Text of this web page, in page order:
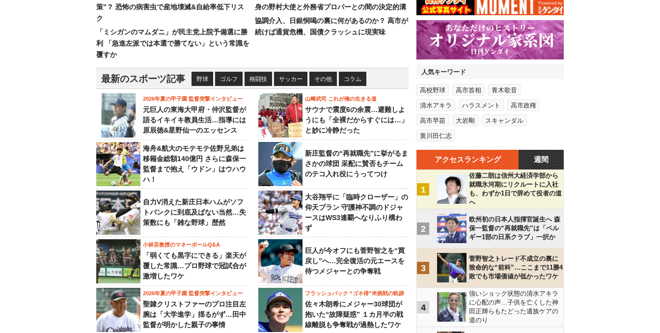
策”？ 恐怖の病害虫で産地壊滅&自給率低下リス
ク
「ミシガンのマムダニ」が民主党上院予備選に勝
利 「急進左派では本選で勝てない」という常識を
覆すか
身の野村大使と外務省プロパーとの間の決定的溝
協調介入、日銀恫喝の裏に何があるのか？ 高市が
続けば通貨危機、国債クラッシュに現実味
最新のスポーツ記事 野球 ゴルフ 格闘技 サッカー その他 コラム
2026年夏の甲子園 監督突撃インタビュー
元巨人の東海大甲府・仲沢監督が
語るイキイキ教員生活…指導には
原辰徳&星野仙一のエッセンス
山﨑武司 これが俺の生きる道
サウナで震度6の余震…避難しよ
うにも「全裸だからすぐには…」
と妙に冷静だった
海舟&航大のモテモテ佐野兄弟は
移籍金総額140億円 さらに森保一
監督まで抱え「ウドン」はウハウ
ハ！
新庄監督の“再就職先”に挙がるま
さかの球団 采配に賛否もチーム
のテコ入れ役にうってつけ
自力V消えた新庄日本ハムがソフ
トバンクに到底及ばない当然…失
策数にも「雑な野球」歴然
大谷翔平に「臨時クローザー」の
仰天プラン 守護神不調のドジャ
ースはWS3連覇へなりふり構わ
ず
小林至教授のマネーボールQ&A
「弱くても黒字にできる」楽天が
覆した常識…プロ野球で冠試合が
激増したワケ
巨人が今オフにも菅野智之を“買
戻し”へ…完全復活の元エースを
待つメジャーとの争奪戦
2026年夏の甲子園 監督突撃インタビュー
聖隷クリストファーのプロ注目左
腕は「大学進学」揺るがず…田中
監督が明かした親子の事情
フラッシュバック “ゴネ得”米挑戦の軌跡
佐々木朗希にメジャー30球団が
抱いた“故障疑惑” １カ月半の戦
線離脱も争奪戦が過熱したワケ
人気キーワード
高校野球 高市首相 青木歌音
清水アキラ ハラスメント 高市政権
高市早苗 大岩剛 スキャンダル
黄川田仁志
アクセスランキング 週間
1
佐藤二朗は信州大経済学部から
就職氷河期にリクルートに入社
も、わずか1日で辞めて役者の道
へ
2
欧州初の日本人指揮官誕生へ 森
保一監督の“再就職先”は「ベル
ギー1部の日系クラブ」一択か
3
菅野智之トレード不成立の裏に
致命的な“前科”…ここまで11勝4
敗でも市場価値が低かったワケ
4
強いショック状態の清水アキラ
に心配の声…子供を亡くした神
田正輝らもたどった遺族ケアの
道のり